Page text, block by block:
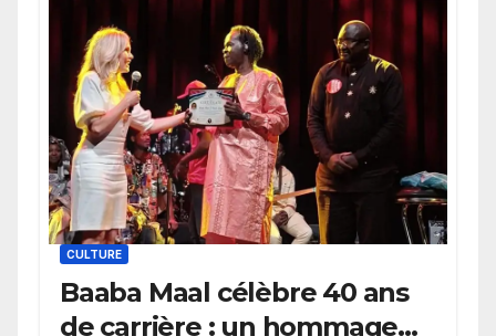
CULTURE
Baaba Maal célèbre 40 ans
de carrière : un hommage